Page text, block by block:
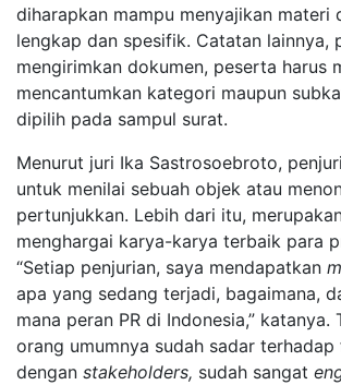
diharapkan mampu menyajikan materi
lengkap dan spesifik. Catatan lainnya,
mengirimkan dokumen, peserta harus
mencantumkan kategori maupun
dipilih pada sampul surat.
Menurut juri Ika Sastrosoebroto,
untuk menilai sebuah objek atau
pertunjukkan. Lebih dari itu,
menghargai karya-karya terbaik para
“Setiap penjurian, saya mendapatkan
apa yang sedang terjadi, bagaimana,
mana peran PR di Indonesia,” katanya.
orang umumnya sudah sadar terhadap
dengan stakeholders, sudah sangat